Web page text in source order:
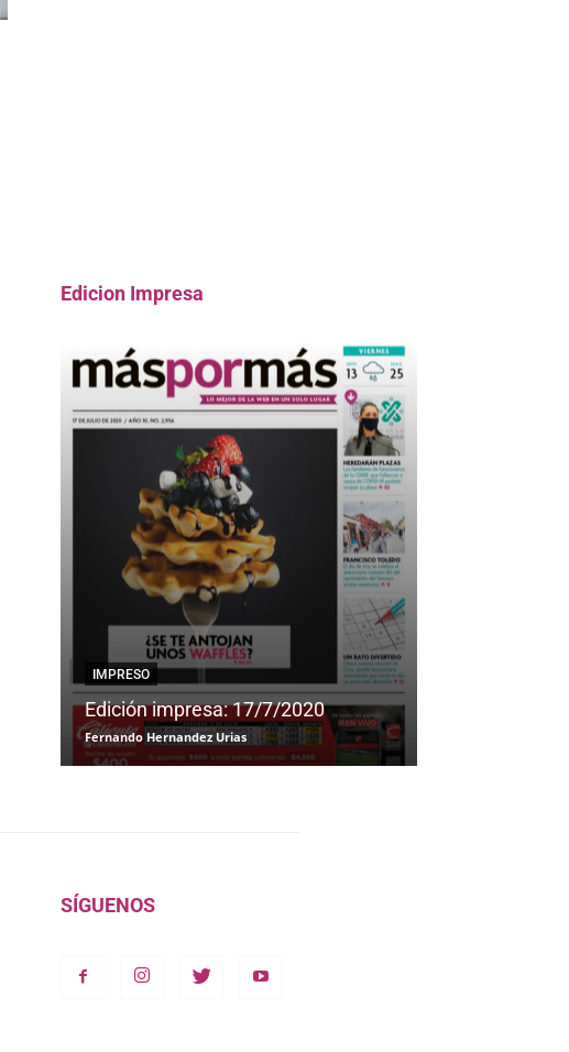
Edicion Impresa
IMPRESO
Edición impresa: 17/7/2020
Fernando Hernandez Urias
SÍGUENOS